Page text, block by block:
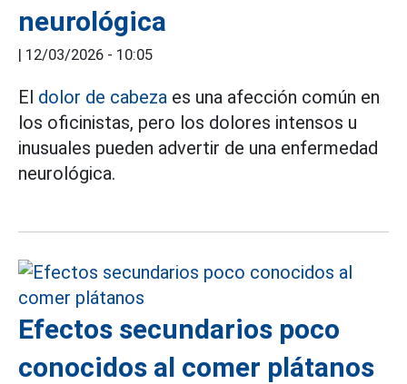
neurológica
| 12/03/2026 - 10:05
El dolor de cabeza es una afección común en
los oficinistas, pero los dolores intensos u
inusuales pueden advertir de una enfermedad
neurológica.
Efectos secundarios poco
conocidos al comer plátanos